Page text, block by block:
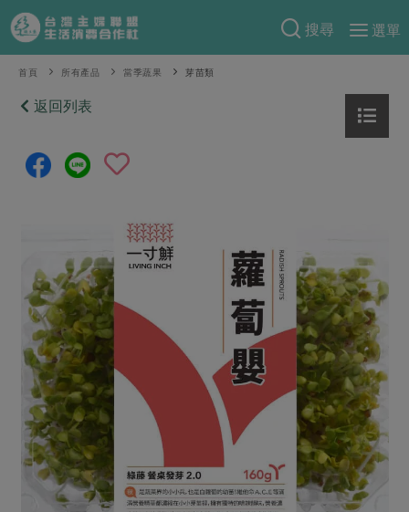
搜尋
選單
產品分類
當季蔬果
芽苗類
奶蛋豆・五穀
蛋 乳製品
豆製品 米麵雜糧
肉品・水產
畜產肉類 水產
水畜加工品
調理食材・點心
食譜料理
食材
海鮮
常備菜
蔬食
蛋料理
料理方式
烘焙．點心
特別企畫
把最好的台灣味帶回家！
防災用品預購圓滿結束
2026年端午節預購圓滿結束
更多預購活動
當季產品
傳到心坎裡，誠心又澎派
合作25-經典快閃最後一週
合作25-精選產品第四彈
主婦食堂 一籃菜真心話
社內大小事 合作聯合國
產品故事 生活提案
樂齡生活 親子食育
廚房瑜伽
關注議題
減硝酸鹽 惜食
認識合作社
關於我們
合作社組織
員工與求才
產品檢驗
自主把關
重要公告
首頁 所有產品 當季蔬果 芽苗類
返回列表